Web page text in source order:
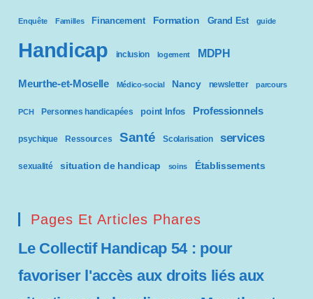
Enquête Familles Financement Formation Grand Est guide
Handicap inclusion logement MDPH
Meurthe-et-Moselle Médico-social Nancy newsletter parcours
PCH Personnes handicapées point Infos Professionnels
psychique Ressources Santé Scolarisation services
sexualité situation de handicap soins Établissements
Pages Et Articles Phares
Le Collectif Handicap 54 : pour
favoriser l'accès aux droits liés aux